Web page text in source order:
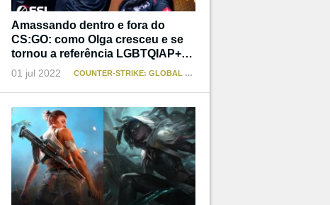
Amassando dentro e fora do
CS:GO: como Olga cresceu e se
tornou a referência LGBTQIAP+
que não teve
01 jul 2022 COUNTER-STRIKE: GLOBAL OFFENSIVE